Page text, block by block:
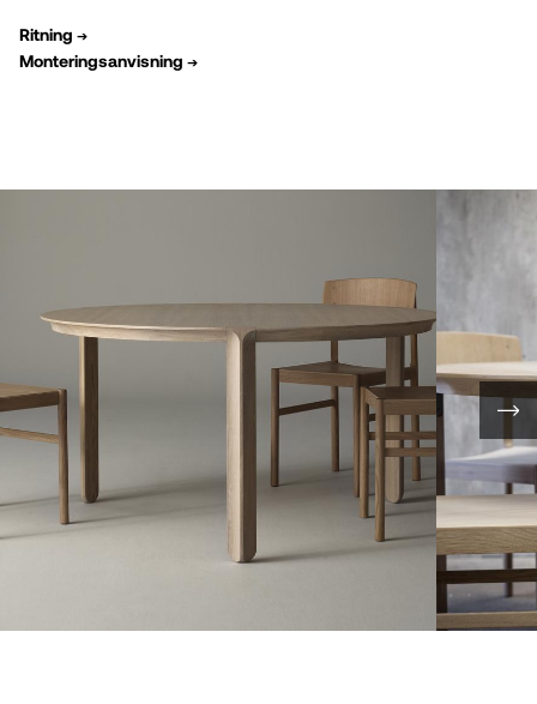
Ritning ➔
Monteringsanvisning ➔